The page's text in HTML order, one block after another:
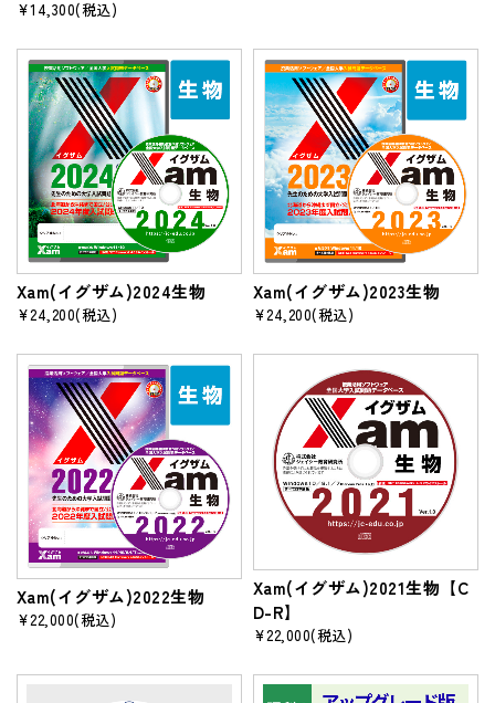
¥14,300(税込)
Xam(イグザム)2024生物
¥24,200(税込)
Xam(イグザム)2023生物
¥24,200(税込)
Xam(イグザム)2022生物
¥22,000(税込)
Xam(イグザム)2021生物【C
D-R】
¥22,000(税込)